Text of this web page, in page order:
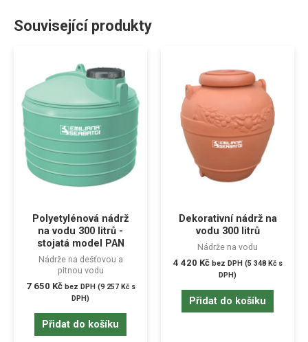
Související produkty
Polyetylénová nádrž
na vodu 300 litrů -
stojatá model PAN
Nádrže na dešťovou a
pitnou vodu
7 650 Kč bez DPH (9 257 Kčs
DPH)
Přidat do košíku
Dekorativní nádrž na
vodu 300 litrů
Nádrže na vodu
4 420 Kč bez DPH (5 348 Kčs
DPH)
Přidat do košíku